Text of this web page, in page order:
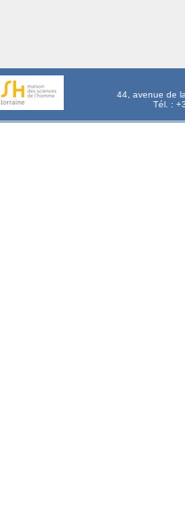
44, avenue de
Tél. :